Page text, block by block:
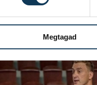
Megtagad